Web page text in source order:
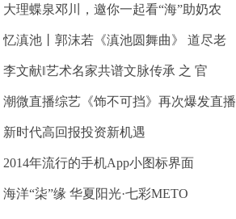
大理蝶泉邓川，邀你一起看“海”助奶农
忆滇池丨郭沫若《滇池圆舞曲》 道尽老
李文献‖艺术名家共谱文脉传承 之 官
潮微直播综艺《饰不可挡》再次爆发直播
新时代高回报投资新机遇
2014年流行的手机App小图标界面
海洋“柒”缘 华夏阳光·七彩METO